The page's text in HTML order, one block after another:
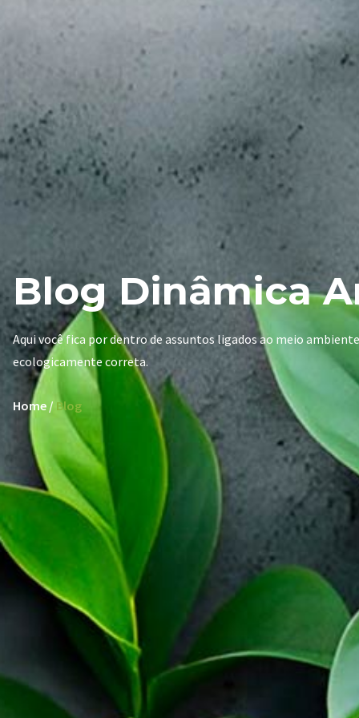
Blog Dinâmica
Aqui você fica por dentro de assuntos ligados ao meio
ecologicamente correta.
Home / Blog